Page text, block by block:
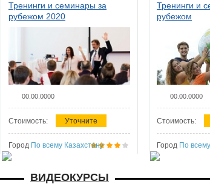
Тренинги и семинары за
рубежом 2020
00.00.0000
Стоимость: Уточните
Город По всему Казахстану
Тренинги и
рубежом
00.00.0000
Стоимость:
Город По
ВИДЕОКУРСЫ